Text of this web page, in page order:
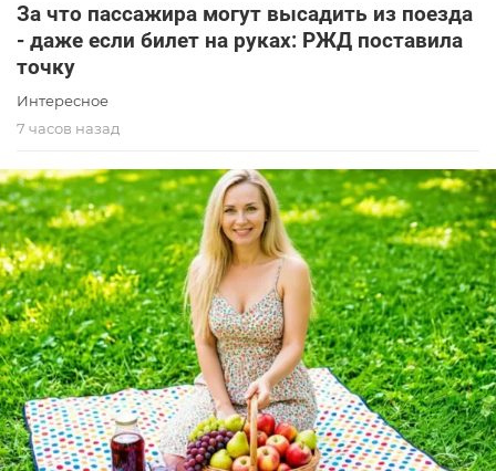
За что пассажира могут высадить из поезда
- даже если билет на руках: РЖД поставила
точку
Интересное
7 часов назад